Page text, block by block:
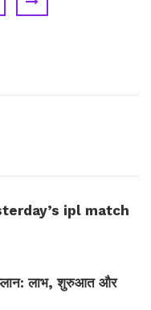
ipl match
लाभ, शुरुआत और